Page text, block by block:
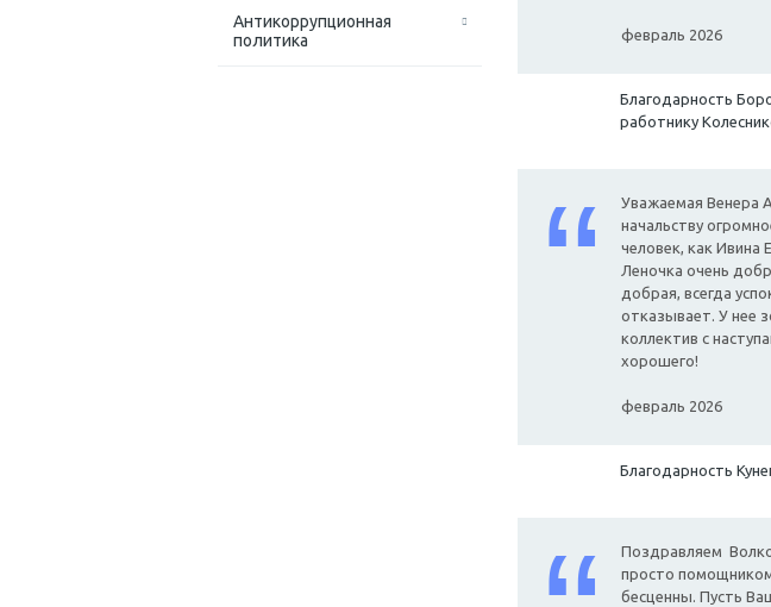
Антикоррупционная
политика
февраль 2026
Благодарность
работнику
Уважаемая Венера
начальству
человек, как Ивина
Леночка очень
добрая, всегда
отказывает. У нее
коллектив с
хорошего!
февраль 2026
Благодарность
Поздравляем
просто
бесценны. Пусть